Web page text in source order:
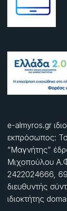
e-almyros.gr
εκπρόσωπος:
“Μαγνήτης”
Μιχοπούλου
2422024666,
διευθυντής
ιδιοκτήτης